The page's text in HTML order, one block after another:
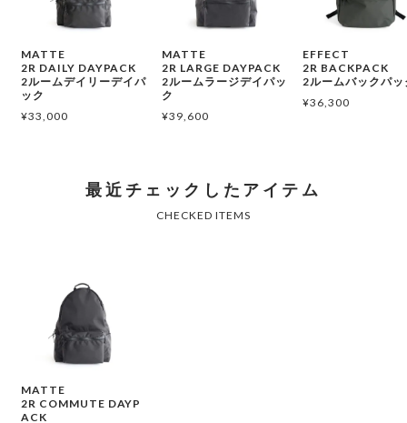
MATTE
2R DAILY DAYPACK
2ルームデイリーデイパ
ック
¥33,000
MATTE
2R LARGE DAYPACK
2ルームラージデイパッ
ク
¥39,600
EFFECT
2R BACKPACK
2ルームバックパッ
¥36,300
MATTE
2R COMMUTE DAYP
ACK